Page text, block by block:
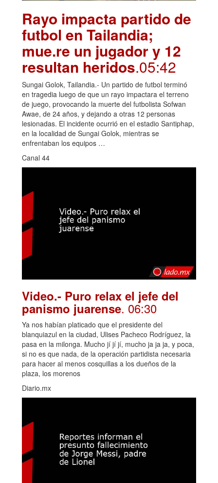
Rayo impacta partido de
futbol en Tailandia;
mue.re un jugador y 12
resultan heridos.05:42
Sungai Golok, Tailandia.- Un partido de futbol terminó
en tragedia luego de que un rayo impactara el terreno
de juego, provocando la muerte del futbolista Sofwan
Awae, de 24 años, y dejando a otras 12 personas
lesionadas. El incidente ocurrió en el estadio Santiphap,
en la localidad de Sungai Golok, mientras se
enfrentaban los equipos …
Canal 44
Video.- Puro relax el jefe del
panismo juarense. 06:30
Ya nos habían platicado que el presidente del
blanquiazul en la ciudad, Ulises Pacheco Rodríguez, la
pasa en la milonga. Mucho jí jí jí, mucho ja ja ja, y poca,
si no es que nada, de la operación partidista necesaria
para hacer al menos cosquillas a los dueños de la
plaza, los morenos
Diario.mx